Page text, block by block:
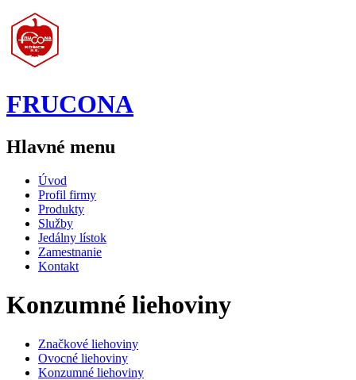
Jump to navigation
FRUCONA
Hlavné menu
Úvod
Profil firmy
Produkty
Služby
Jedálny lístok
Zamestnanie
Kontakt
Konzumné liehoviny
Značkové liehoviny
Ovocné liehoviny
Konzumné liehoviny